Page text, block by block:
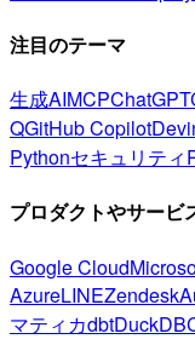
注目のテーマ
生成AIMCPChatGPT
QGitHub Copilot
Pythonセキュリティ
プロダクトやサービ
Google Cloud
AzureLINEZendesk
マティカdbtDuckDB